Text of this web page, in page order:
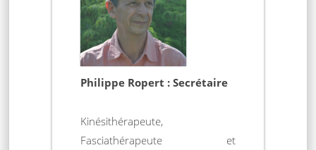
Philippe Ropert : Secrétaire
Kinésithérapeute,
Fasciathérapeute et